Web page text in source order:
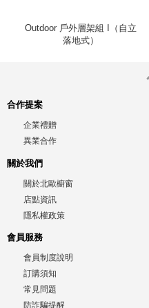
Outdoor 戶外層架組 I（自立
落地式）
合作提案
企業禮贈
異業合作
關於我們
關於北歐櫥窗
店點資訊
隱私權政策
會員服務
會員制度說明
訂購須知
常見問題
防詐騙提醒